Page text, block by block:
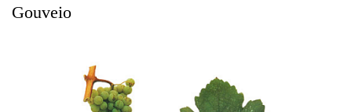
Gouveio